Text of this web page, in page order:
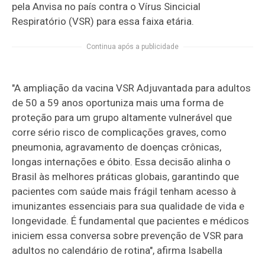
pela Anvisa no país contra o Vírus Sincicial
Respiratório (VSR) para essa faixa etária.
Continua após a publicidade
"A ampliação da vacina VSR Adjuvantada para adultos
de 50 a 59 anos oportuniza mais uma forma de
proteção para um grupo altamente vulnerável que
corre sério risco de complicações graves, como
pneumonia, agravamento de doenças crônicas,
longas internações e óbito. Essa decisão alinha o
Brasil às melhores práticas globais, garantindo que
pacientes com saúde mais frágil tenham acesso à
imunizantes essenciais para sua qualidade de vida e
longevidade. É fundamental que pacientes e médicos
iniciem essa conversa sobre prevenção de VSR para
adultos no calendário de rotina", afirma Isabella